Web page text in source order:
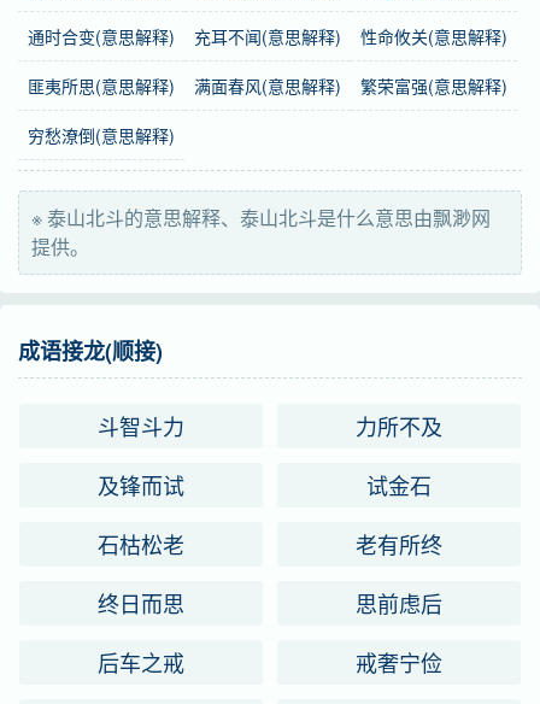
近义词 德高望重、众望所归
英语 Mount Taishan and the Big Dipper,person of
distinction
俄语 титáн（корифей）
字义分解
泰
dǒu dòu
通时合变(意思解释) 充耳不闻(意思解释) 性命攸关(意思解释)
匪夷所思(意思解释) 满面春风(意思解释) 繁荣富强(意思解释)
穷愁潦倒(意思解释)
※ 泰山北斗的意思解释、泰山北斗是什么意思由飘渺网
提供。
成语接龙(顺接)
斗智斗力
力所不及
及锋而试
试金石
石枯松老
老有所终
终日而思
思前虑后
后车之戒
戒奢宁俭